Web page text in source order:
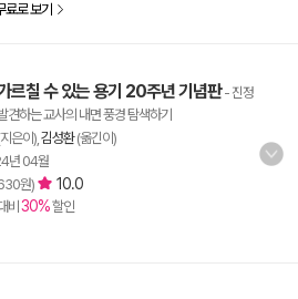
료로 보기
르칠 수 있는 용기 20주년 기념판- 진정
견하는 교사의 내면 풍경 탐색하기
은이), 김성환(옮긴이)
년 04월
원) 10.0
비 30%할인